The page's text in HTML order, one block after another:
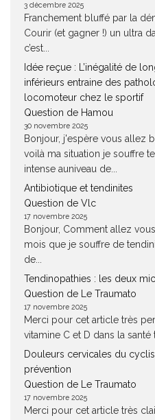
3 décembre 2025
Franchement bluffé par la
Courir (et gagner !) un ultra
c’est...
Idée reçue : L’inégalité de
inférieurs entraine des
locomoteur chez le sportif
Question de Hamou
30 novembre 2025
Bonjour, j'espère vous allez
voilà ma situation je souffre
intense auniveau de...
Antibiotique et tendinites
Question de Vlc
17 novembre 2025
Bonjour, Comment allez
mois que je souffre de
de...
Tendinopathies : les deux
Question de Le Traumato
17 novembre 2025
Merci pour cet article très
vitamine C et D dans la santé
Douleurs cervicales du
prévention
Question de Le Traumato
17 novembre 2025
Merci pour cet article très